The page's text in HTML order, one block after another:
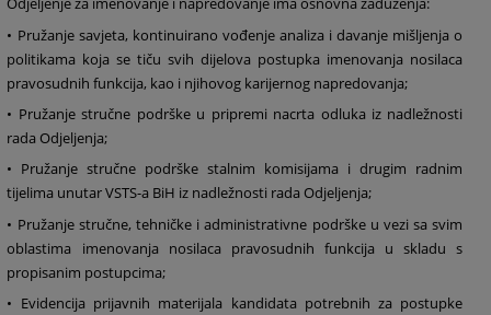
• Pružanje savjeta, kontinuirano vođenje analiza i davanje mišljenja o
politikama koja se tiču svih dijelova postupka imenovanja nosilaca
pravosudnih funkcija, kao i njihovog karijernog napredovanja;
• Pružanje stručne podrške u pripremi nacrta odluka iz nadležnosti
rada Odjeljenja;
• Pružanje stručne podrške stalnim komisijama i drugim radnim
tijelima unutar VSTS-a BiH iz nadležnosti rada Odjeljenja;
• Pružanje stručne, tehničke i administrativne podrške u vezi sa svim
oblastima imenovanja nosilaca pravosudnih funkcija u skladu s
propisanim postupcima;
• Evidencija prijavnih materijala kandidata potrebnih za postupke